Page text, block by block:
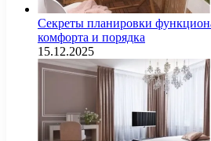
Секреты планировки
комфорта и порядка
15.12.2025